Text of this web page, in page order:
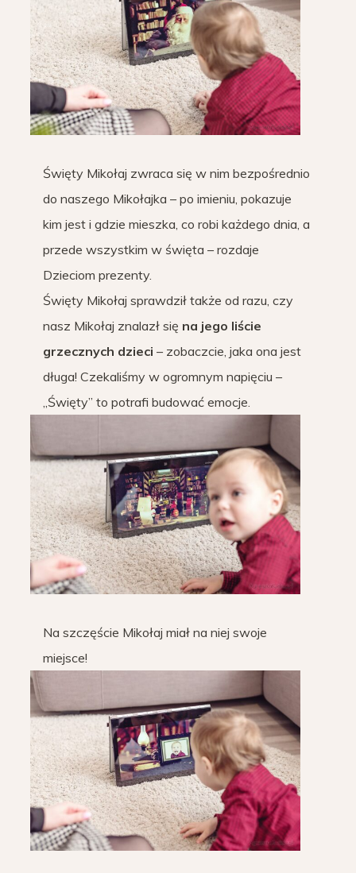
Święty Mikołaj zwraca się w nim bezpośrednio
do naszego Mikołajka – po imieniu, pokazuje
kim jest i gdzie mieszka, co robi każdego dnia, a
przede wszystkim w święta – rozdaje
Dzieciom prezenty.
Święty Mikołaj sprawdził także od razu, czy
nasz Mikołaj znalazł się na jego liście
grzecznych dzieci – zobaczcie, jaka ona jest
długa! Czekaliśmy w ogromnym napięciu –
„Święty” to potrafi budować emocje.
Na szczęście Mikołaj miał na niej swoje
miejsce!